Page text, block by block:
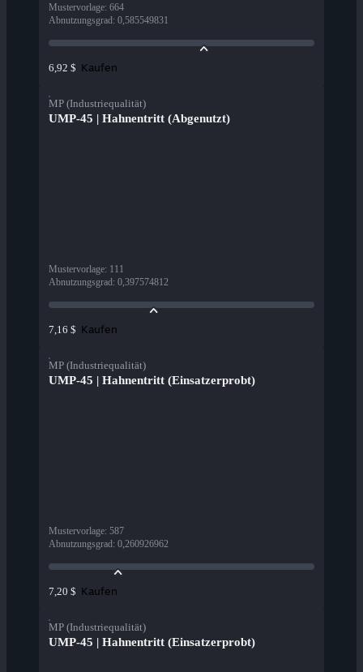
Mustervorlage: 664
Abnutzungsgrad: 0,585549831
6,92 $ Kaufen
MP (Industriequalität)
UMP-45 | Hahnentritt (Abgenutzt)
Mustervorlage: 111
Abnutzungsgrad: 0,397574812
7,16 $ Kaufen
MP (Industriequalität)
UMP-45 | Hahnentritt (Einsatzerprobt)
Mustervorlage: 587
Abnutzungsgrad: 0,260926962
7,20 $ Kaufen
MP (Industriequalität)
UMP-45 | Hahnentritt (Einsatzerprobt)